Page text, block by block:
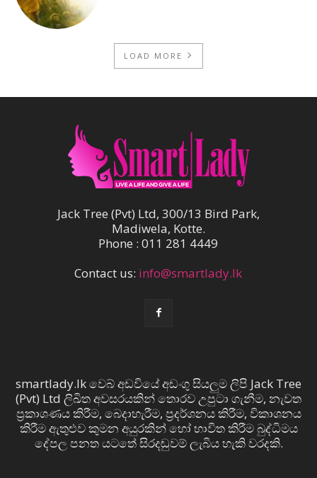
LOAD MORE
Jack Tree (Pvt) Ltd, 300/13 Bird Park,
Madiwela, Kotte.
Phone : 011 281 4449
Contact us: info@smartlady.lk
smartlady.lk වෙබ් අඩවියේ අඩංගු සියලුම ලිපි Jack Tree
(Pvt) Ltd ලිඛිත අවසරයකින් තොරව උපුටා ගැනීම, නැවත
ප්‍රකාශණය කිරීම, බෙදාහැරීම, ප්‍රදර්ශනය කිරීම, විකාශනය
කිරීම ඇතුළුව කුමන අයුරකින් හෝ භාවිත කිරීම බුද්ධිමය
දේපල පනත යටතේ සිරදඬුවම් ලැබිය හැකි වරදකි.